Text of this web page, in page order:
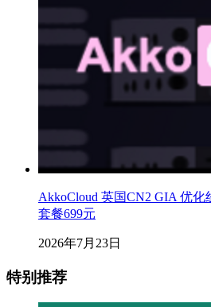
AkkoCloud 英国CN2 GIA 优化
套餐699元
2026年7月23日
特别推荐